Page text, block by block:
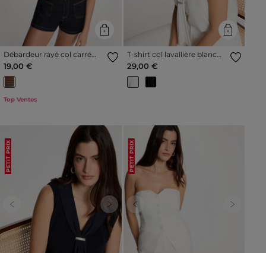
Débardeur rayé col carré
multicolore femme
19,00 €
Top Ventes
T-shirt col lavallière blanc
femme
29,00 €
PETIT PRIX
Previous Next
PETIT PRIX
Previous Next